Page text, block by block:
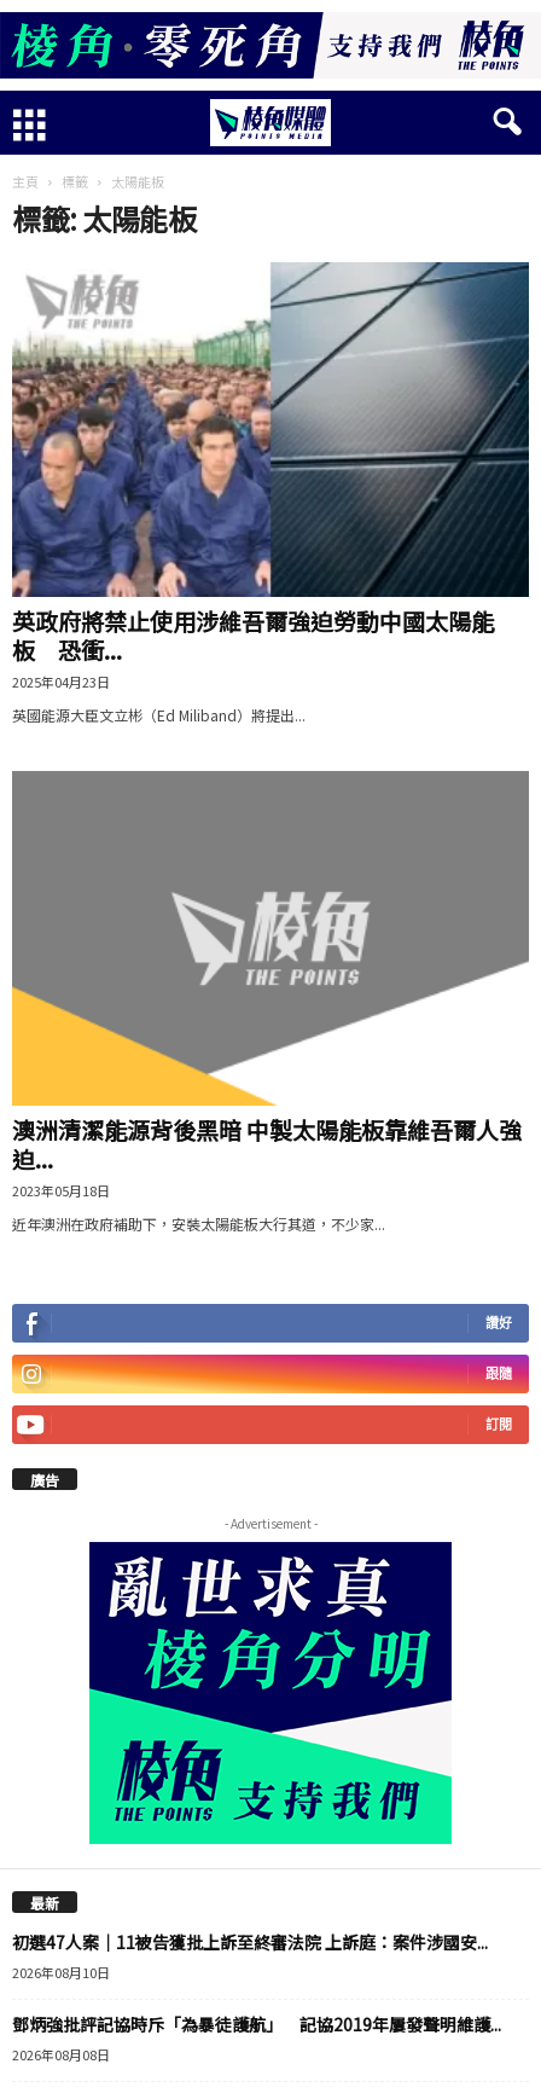
主頁 標籤 太陽能板
標籤: 太陽能板
英政府將禁止使用涉維吾爾強迫勞動中國太陽能
板 恐衝...
2025年04月23日
英國能源大臣文立彬（Ed Miliband）將提出...
澳洲清潔能源背後黑暗 中製太陽能板靠維吾爾人強
迫...
2023年05月18日
近年澳洲在政府補助下，安裝太陽能板大行其道，不少家...
讚好
跟隨
訂閱
廣告
- Advertisement -
最新
初選47人案｜11被告獲批上訴至終審法院 上訴庭：案件涉國安...
2026年08月10日
鄧炳強批評記協時斥「為暴徒護航」 記協2019年屢發聲明維護...
2026年08月08日